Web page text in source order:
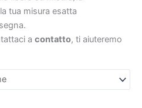
tua misura esatta
a contatto, ti aiuteremo